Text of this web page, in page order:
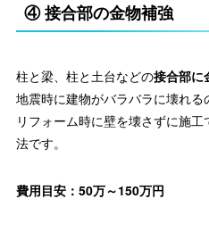
④ 接合部の金物補強
柱と梁、柱と土台などの接合部に
地震時に建物がバラバラに壊れる
リフォーム時に壁を壊さずに施
法です。
費用目安：50万～150万円